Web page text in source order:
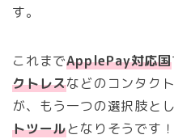
す。
これまでApplePay対応国
クトレスなどのコンタク
が、もう一つの選択肢と
トツールとなりそうです！